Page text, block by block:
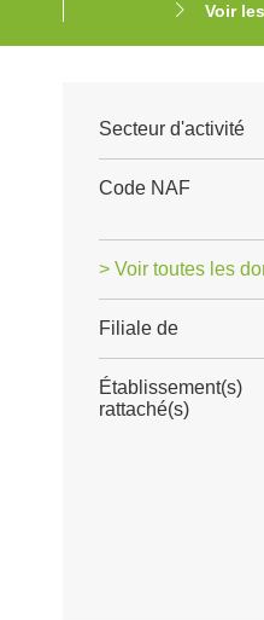
Voir
Secteur d'activité
Code NAF
> Voir toutes les
Filiale de
Établissement(s)
rattaché(s)